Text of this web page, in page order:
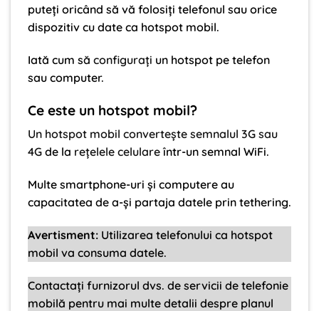
puteți oricând să vă folosiți telefonul sau orice
dispozitiv cu date ca hotspot mobil.
Iată cum să configurați un hotspot pe telefon
sau computer.
Ce este un hotspot mobil?
Un hotspot mobil convertește semnalul 3G sau
4G de la rețelele celulare într-un semnal WiFi.
Multe smartphone-uri și computere au
capacitatea de a-și partaja datele prin tethering.
Avertisment: Utilizarea telefonului ca hotspot
mobil va consuma datele.
Contactați furnizorul dvs. de servicii de telefonie
mobilă pentru mai multe detalii despre planul